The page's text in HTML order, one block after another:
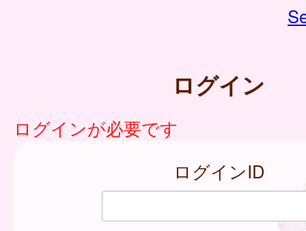
ログイン
ログインが必要です
ログインID